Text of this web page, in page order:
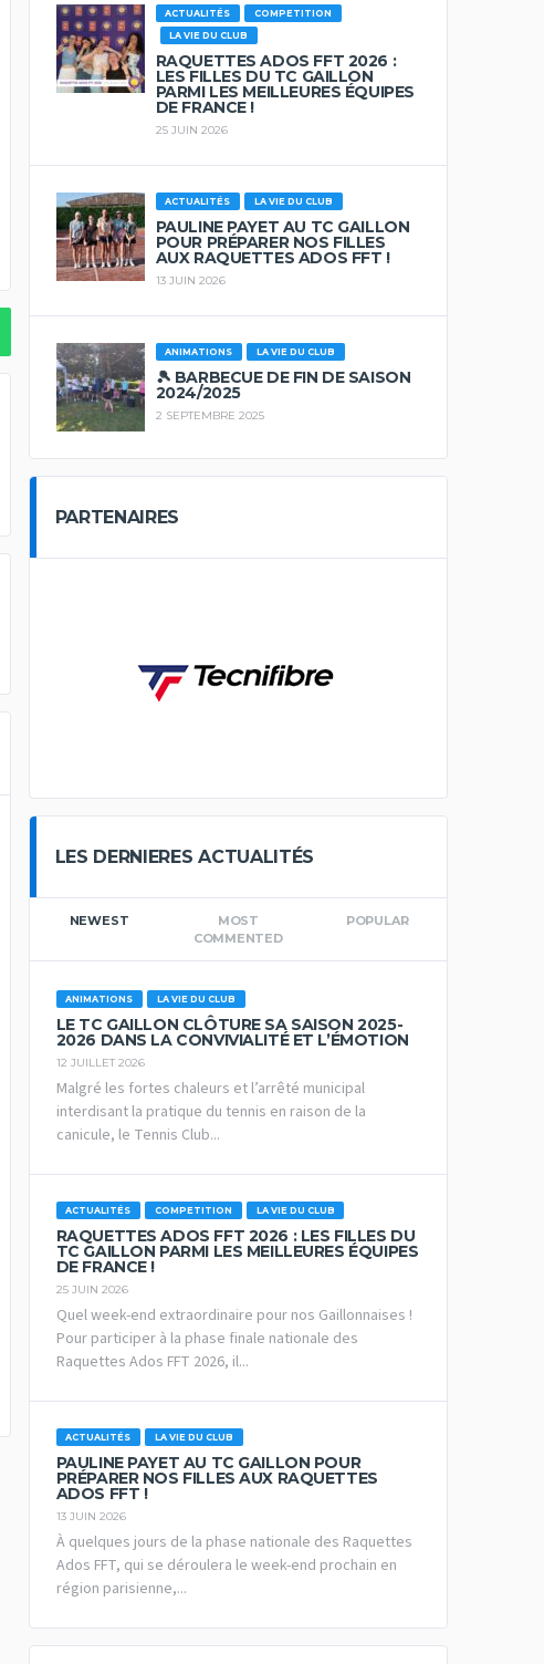
ACTUALITÉS
COMPETITION
LA VIE DU CLUB
RAQUETTES ADOS FFT 2026 :
LES FILLES DU TC GAILLON
PARMI LES MEILLEURES ÉQUIPES
DE FRANCE !
25 JUIN 2026
ACTUALITÉS LA VIE DU CLUB
PAULINE PAYET AU TC GAILLON
POUR PRÉPARER NOS FILLES
AUX RAQUETTES ADOS FFT !
13 JUIN 2026
ANIMATIONS LA VIE DU CLUB
🎾 BARBECUE DE FIN DE SAISON
2024/2025
2 SEPTEMBRE 2025
PARTENAIRES
LES DERNIERES ACTUALITÉS
NEWEST
MOST
COMMENTED
POPULAR
ANIMATIONS LA VIE DU CLUB
LE TC GAILLON CLÔTURE SA SAISON 2025-
2026 DANS LA CONVIVIALITÉ ET L’ÉMOTION
12 JUILLET 2026
Malgré les fortes chaleurs et l’arrêté municipal
interdisant la pratique du tennis en raison de la
canicule, le Tennis Club...
ACTUALITÉS COMPETITION LA VIE DU CLUB
RAQUETTES ADOS FFT 2026 : LES FILLES DU
TC GAILLON PARMI LES MEILLEURES ÉQUIPES
DE FRANCE !
25 JUIN 2026
Quel week-end extraordinaire pour nos Gaillonnaises !
Pour participer à la phase finale nationale des
Raquettes Ados FFT 2026, il...
ACTUALITÉS LA VIE DU CLUB
PAULINE PAYET AU TC GAILLON POUR
PRÉPARER NOS FILLES AUX RAQUETTES
ADOS FFT !
13 JUIN 2026
À quelques jours de la phase nationale des Raquettes
Ados FFT, qui se déroulera le week-end prochain en
région parisienne,...